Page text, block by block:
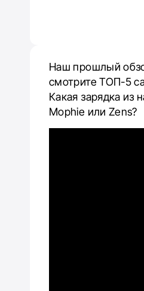
Наш прошлый
смотрите ТОП-5
Какая зарядка из
Mophie или Zens?